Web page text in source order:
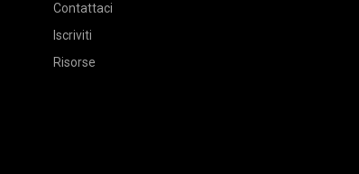
Contattaci
Iscriviti
Risorse